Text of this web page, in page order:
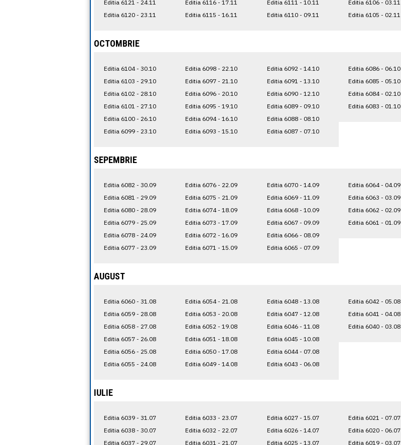
Editia 6121 - 24.11
Editia 6120 - 23.11
Editia 6116 - 17.11
Editia 6115 - 16.11
Editia 6111 - 10.11
Editia 6110 - 09.11
Editia 6106 - 03.11
Editia 6105 - 02.11
OCTOMBRIE
Editia 6104 - 30.10
Editia 6103 - 29.10
Editia 6102 - 28.10
Editia 6101 - 27.10
Editia 6100 - 26.10
Editia 6099 - 23.10
Editia 6098 - 22.10
Editia 6097 - 21.10
Editia 6096 - 20.10
Editia 6095 - 19.10
Editia 6094 - 16.10
Editia 6093 - 15.10
Editia 6092 - 14.10
Editia 6091 - 13.10
Editia 6090 - 12.10
Editia 6089 - 09.10
Editia 6088 - 08.10
Editia 6087 - 07.10
Editia 6086 - 06.10
Editia 6085 - 05.10
Editia 6084 - 02.10
Editia 6083 - 01.10
SEPEMBRIE
Editia 6082 - 30.09
Editia 6081 - 29.09
Editia 6080 - 28.09
Editia 6079 - 25.09
Editia 6078 - 24.09
Editia 6077 - 23.09
Editia 6076 - 22.09
Editia 6075 - 21.09
Editia 6074 - 18.09
Editia 6073 - 17.09
Editia 6072 - 16.09
Editia 6071 - 15.09
Editia 6070 - 14.09
Editia 6069 - 11.09
Editia 6068 - 10.09
Editia 6067 - 09.09
Editia 6066 - 08.09
Editia 6065 - 07.09
Editia 6064 - 04.09
Editia 6063 - 03.09
Editia 6062 - 02.09
Editia 6061 - 01.09
AUGUST
Editia 6060 - 31.08
Editia 6059 - 28.08
Editia 6058 - 27.08
Editia 6057 - 26.08
Editia 6056 - 25.08
Editia 6055 - 24.08
Editia 6054 - 21.08
Editia 6053 - 20.08
Editia 6052 - 19.08
Editia 6051 - 18.08
Editia 6050 - 17.08
Editia 6049 - 14.08
Editia 6048 - 13.08
Editia 6047 - 12.08
Editia 6046 - 11.08
Editia 6045 - 10.08
Editia 6044 - 07.08
Editia 6043 - 06.08
Editia 6042 - 05.08
Editia 6041 - 04.08
Editia 6040 - 03.08
IULIE
Editia 6039 - 31.07
Editia 6038 - 30.07
Editia 6037 - 29.07
Editia 6033 - 23.07
Editia 6032 - 22.07
Editia 6031 - 21.07
Editia 6027 - 15.07
Editia 6026 - 14.07
Editia 6025 - 13.07
Editia 6021 - 07.07
Editia 6020 - 06.07
Editia 6019 - 03.07